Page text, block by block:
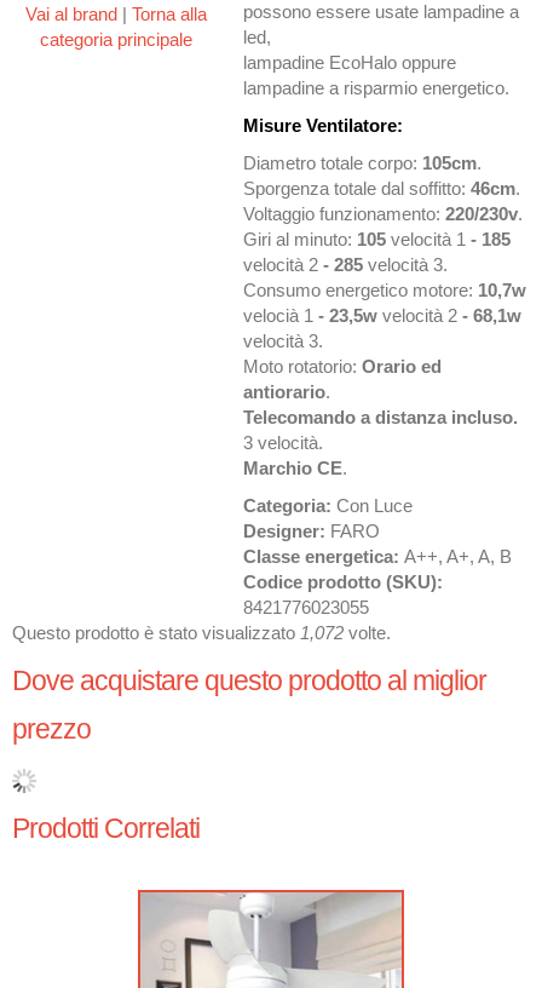
Vai al brand| Torna alla
categoria principale
possono essere usate lampadine a
led,
lampadine EcoHalo oppure
lampadine a risparmio energetico.
Misure Ventilatore:
Diametro totale corpo: 105cm.
Sporgenza totale dal soffitto: 46cm.
Voltaggio funzionamento:220/230v.
Giri al minuto: 105velocità 1 - 185
velocità 2 - 285velocità 3.
Consumo energetico motore: 10,7w
velocià 1 - 23,5wvelocità 2 - 68,1w
velocità 3.
Moto rotatorio:Orario ed
antiorario.
Telecomando a distanza incluso.
3 velocità.
Marchio CE.
Categoria:Con Luce
Designer: FARO
Classe energetica:A++, A+, A, B
Codice prodotto (SKU):
8421776023055
Questo prodotto è stato visualizzato 1,072 volte.
Dove acquistare questo prodotto al miglior
prezzo
Prodotti Correlati